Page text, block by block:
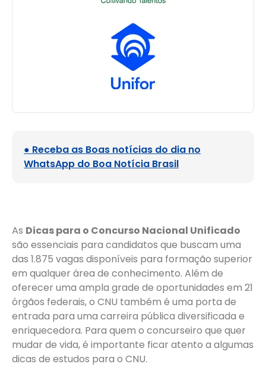
● Receba as Boas notícias do dia no
WhatsApp do Boa Notícia Brasil
As Dicas para o Concurso Nacional Unificado
são essenciais para candidatos que buscam uma
das 1.875 vagas disponíveis para formação superior
em qualquer área de conhecimento. Além de
oferecer uma ampla grade de oportunidades em 21
órgãos federais, o CNU também é uma porta de
entrada para uma carreira pública diversificada e
enriquecedora. Para quem o concurseiro que quer
mudar de vida, é importante ficar atento a algumas
dicas de estudos para o CNU.